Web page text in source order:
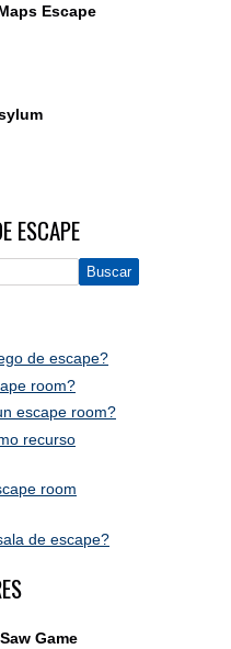
Escape
ESCAPE
de escape?
room?
escape room?
recurso
room
de escape?
Game